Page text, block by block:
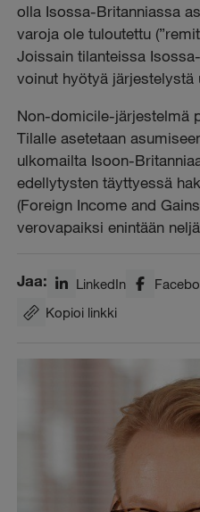
olla Isossa-Britanniassa
varoja ole tuloutettu
Joissain tilanteissa
voinut hyötyä järjestelystä
Non-domicile-järjestelmä
Tilalle asetetaan
ulkomailta Isoon-
edellytysten täyttyessä
(Foreign Income and
verovapaiksi enintään
Jaa: LinkedIn
Kopioi linkki